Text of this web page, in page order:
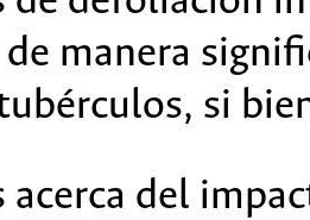
manera
si
acerca del